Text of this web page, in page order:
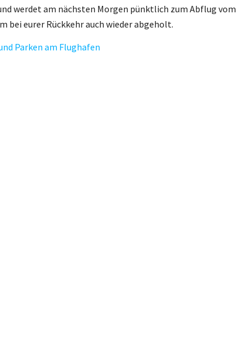
werdet am nächsten Morgen pünktlich zum Abflug vom
bei eurer Rückkehr auch wieder abgeholt.